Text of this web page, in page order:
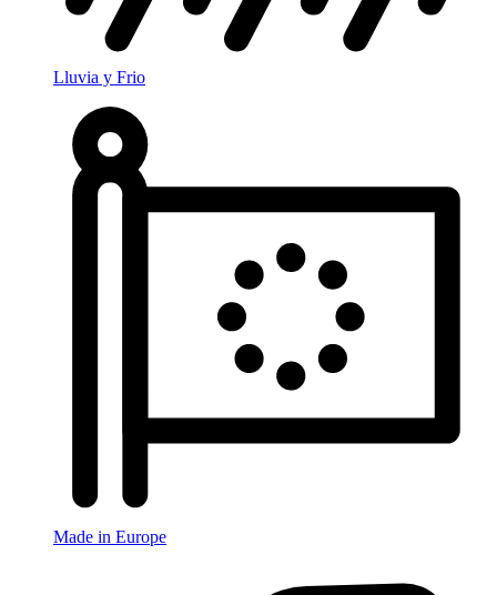
Lluvia y Frio
Made in Europe